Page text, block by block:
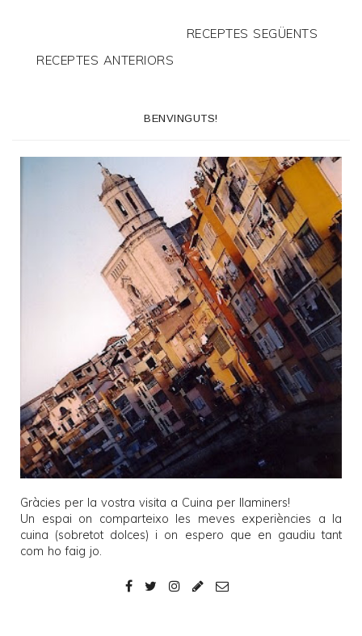
RECEPTES SEGÜENTS
RECEPTES ANTERIORS
BENVINGUTS!
Gràcies per la vostra visita a Cuina per llaminers!
Un espai on comparteixo les meves experiències a la
cuina (sobretot dolces) i on espero que en gaudiu tant
com ho faig jo.